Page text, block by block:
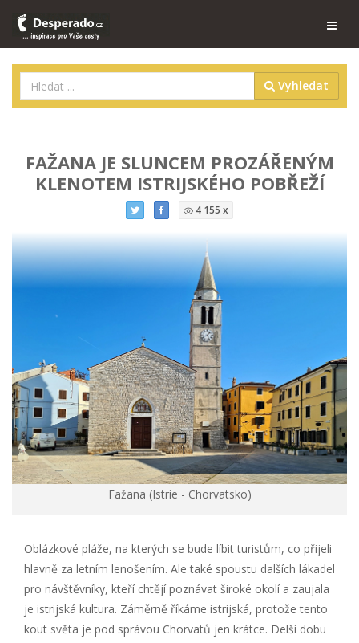
Vyhledat
FAŽANA JE SLUNCEM PROZÁŘENÝM
KLENOTEM ISTRIJSKÉHO POBŘEŽÍ
4 155 x
Fažana (Istrie - Chorvatsko)
Oblázkové pláže, na kterých se bude líbit turistům, co přijeli
hlavně za letním lenošením. Ale také spoustu dalších lákadel
pro návštěvníky, kteří chtějí poznávat široké okolí a zaujala
je istrijská kultura. Záměrně říkáme istrijská, protože tento
kout světa je pod správou Chorvatů jen krátce. Delší dobu